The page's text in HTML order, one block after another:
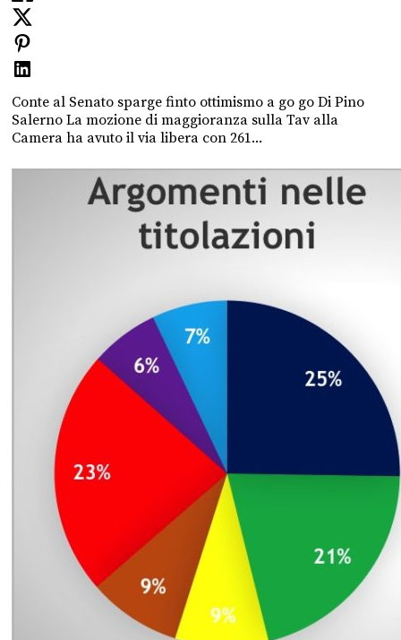
Conte al Senato sparge finto ottimismo a go go Di Pino
Salerno La mozione di maggioranza sulla Tav alla
Camera ha avuto il via libera con 261...